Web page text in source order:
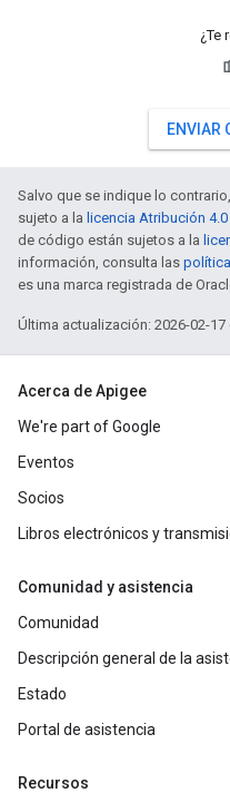
¿Te
ENVIAR
Salvo que se indique lo
sujeto a la licencia Atribución
de código están sujetos a la
información, consulta las
es una marca registrada de
Última actualización: 2026-02-17
Acerca de Apigee
We're part of Google
Eventos
Socios
Libros electrónicos y
Comunidad y asistencia
Comunidad
Descripción general de la
Estado
Portal de asistencia
Recursos